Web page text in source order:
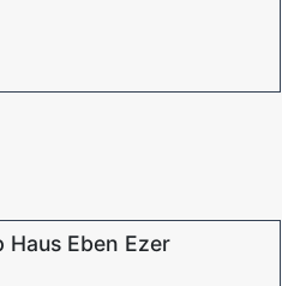
Haus Eben Ezer